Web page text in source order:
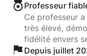
Professeur
Ce professeur
très élevé,
fidélité envers
Depuis juillet